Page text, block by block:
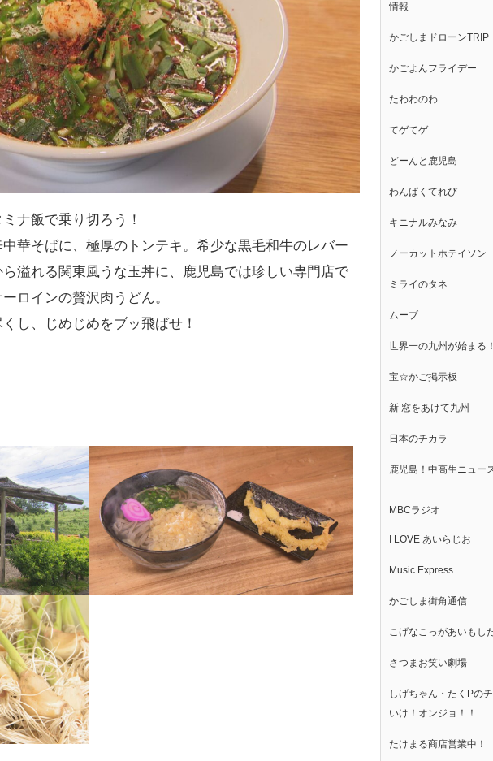
ナ飯で乗り切ろう！
華そばに、極厚のトンテキ。希少な黒毛和牛のレバー
溢れる関東風うな玉丼に、鹿児島では珍しい専門店で
ロインの贅沢肉うどん。
し、じめじめをブッ飛ばせ！
情報
かごしまドローンTRIP
かごよんフライデー
たわわのわ
てゲてゲ
どーんと鹿児島
わんぱくてれび
キニナルみなみ
ノーカットホテイソン
ミライのタネ
ムーブ
世界一の九州が始まる！
宝☆かご掲示板
新 窓をあけて九州
日本のチカラ
鹿児島！中高生ニュー
MBCラジオ
I LOVE あいらじお
Music Express
かごしま街角通信
こげなこっがあいもし
さつまお笑い劇場
しげちゃん・たくPの
いけ！オンジョ！！
たけまる商店営業中！